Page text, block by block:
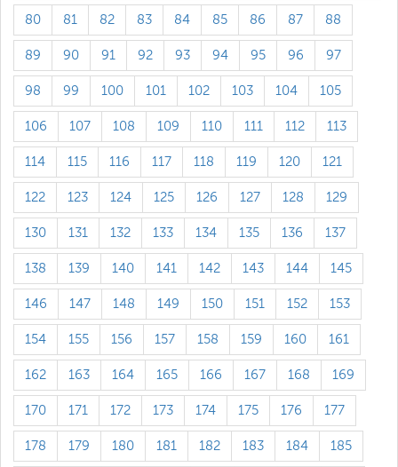
80 81 82 83 84 85 86 87 88
89 90 91 92 93 94 95 96 97
98 99 100 101 102 103 104 105
106 107 108 109 110 111 112 113
114 115 116 117 118 119 120 121
122 123 124 125 126 127 128 129
130 131 132 133 134 135 136 137
138 139 140 141 142 143 144 145
146 147 148 149 150 151 152 153
154 155 156 157 158 159 160 161
162 163 164 165 166 167 168 169
170 171 172 173 174 175 176 177
178 179 180 181 182 183 184 185